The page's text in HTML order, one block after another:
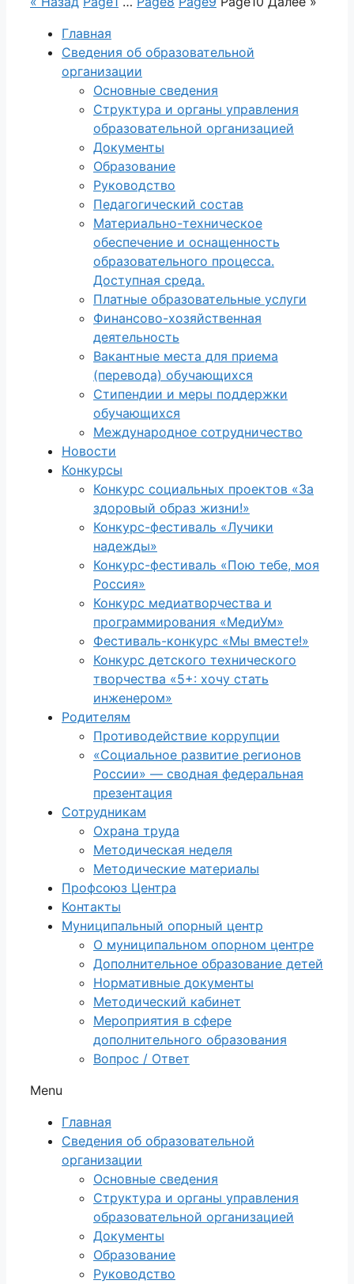
Главная
Сведения об образовательной
организации
Основные сведения
Структура и органы управления
образовательной организацией
Документы
Образование
Руководство
Педагогический состав
Материально-техническое
обеспечение и оснащенность
образовательного процесса.
Доступная среда.
Платные образовательные услуги
Финансово-хозяйственная
деятельность
Вакантные места для приема
(перевода) обучающихся
Стипендии и меры поддержки
обучающихся
Международное сотрудничество
Новости
Конкурсы
Конкурс социальных проектов «За
здоровый образ жизни!»
Конкурс-фестиваль «Лучики
надежды»
Конкурс-фестиваль «Пою тебе, моя
Россия»
Конкурс медиатворчества и
программирования «МедиУм»
Фестиваль-конкурс «Мы вместе!»
Конкурс детского технического
творчества «5+: хочу стать
инженером»
Родителям
Противодействие коррупции
«Социальное развитие регионов
России» — сводная федеральная
презентация
Сотрудникам
Охрана труда
Методическая неделя
Методические материалы
Профсоюз Центра
Контакты
Муниципальный опорный центр
О муниципальном опорном центре
Дополнительное образование детей
Нормативные документы
Методический кабинет
Мероприятия в сфере
дополнительного образования
Вопрос / Ответ
Menu
Главная
Сведения об образовательной
организации
Основные сведения
Структура и органы управления
образовательной организацией
Документы
Образование
Руководство